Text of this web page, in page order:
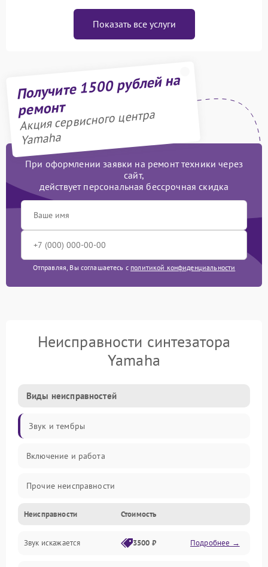
Показать все услуги
Получите 1500 рублей на
ремонт
Акция сервисного центра
Yamaha
При оформлении заявки на ремонт техники через
сайт,
действует персональная бессрочная скидка
Отправляя, Вы соглашаетесь с политикой конфиденциальности
Неисправности синтезатора
Yamaha
Виды неисправностей
Звук и тембры
Включение и работа
Прочие неисправности
Управление и электроника
Клавиатура
Неисправности Стоимость
Звук искажается 3500 ₽ Подробнее →